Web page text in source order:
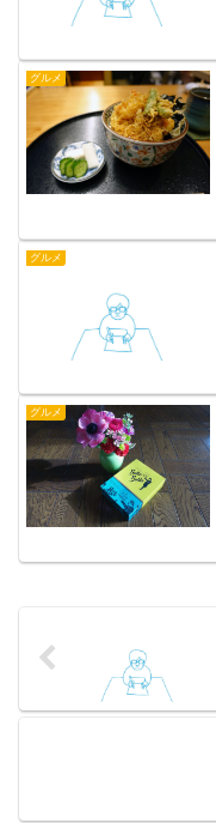
グルメ
グルメ
グルメ